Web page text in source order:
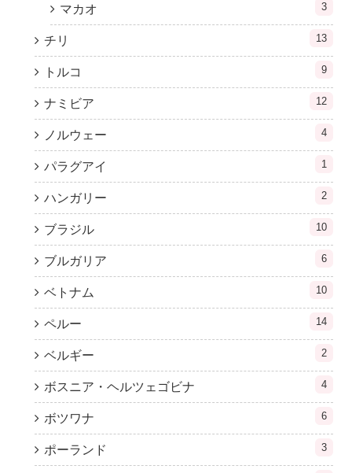
マカオ 3
チリ 13
トルコ 9
ナミビア 12
ノルウェー 4
パラグアイ 1
ハンガリー 2
ブラジル 10
ブルガリア 6
ベトナム 10
ペルー 14
ベルギー 2
ボスニア・ヘルツェゴビナ 4
ボツワナ 6
ポーランド 3